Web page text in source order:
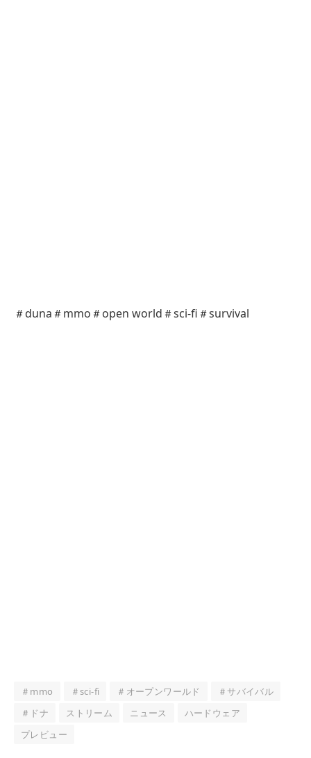
＃duna＃mmo＃open world＃sci-fi＃survival
＃mmo ＃sci-fi ＃オープンワールド
＃サバイバル
＃ドナ
ストリーム ニュース
ハードウェア
プレビュー